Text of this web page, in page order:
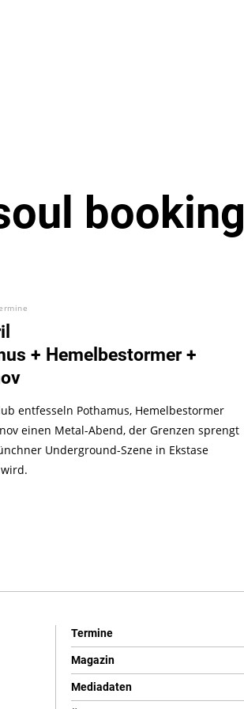
booking
+ Hemelbestormer +
entfesseln Pothamus, Hemelbestormer
einen Metal-Abend, der Grenzen sprengt
Underground-Szene in Ekstase
Termine
Magazin
Mediadaten